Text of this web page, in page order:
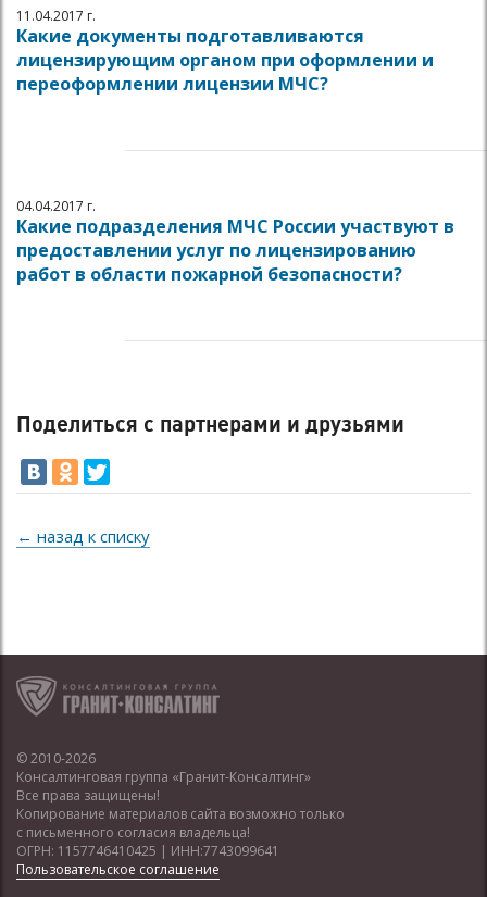
11.04.2017 г.
Какие документы подготавливаются
лицензирующим органом при оформлении и
переоформлении лицензии МЧС?
04.04.2017 г.
Какие подразделения МЧС России участвуют в
предоставлении услуг по лицензированию
работ в области пожарной безопасности?
Поделиться с партнерами и друзьями
← назад к списку
© 2010-2026
Консалтинговая группа «Гранит-Консалтинг»
Все права защищены!
Копирование материалов сайта возможно только
с письменного согласия владельца!
ОГРН: 1157746410425 | ИНН:7743099641
Пользовательское соглашение